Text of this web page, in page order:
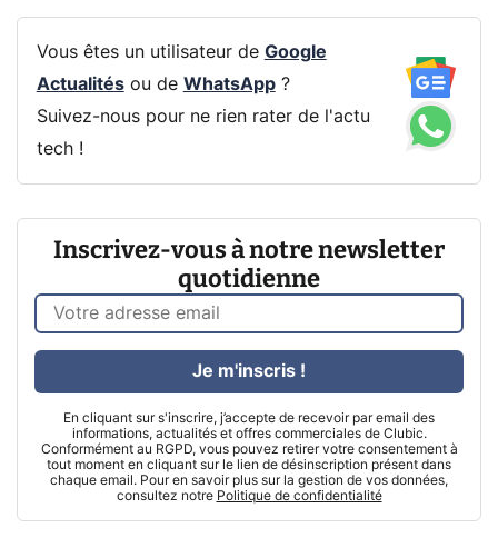
Vous êtes un utilisateur de Google
Actualitésou de WhatsApp?
Suivez-nous pour ne rien rater de l'actu
tech !
Inscrivez-vous à notre newsletter
quotidienne
En cliquant sur s'inscrire, j’accepte de recevoir par email des
informations, actualités et offres commerciales de Clubic.
Conformément au RGPD, vous pouvez retirer votre consentement à
tout moment en cliquant sur le lien de désinscription présent dans
chaque email. Pour en savoir plus sur la gestion de vos données,
consultez notre Politique de confidentialité
Je m'inscris !